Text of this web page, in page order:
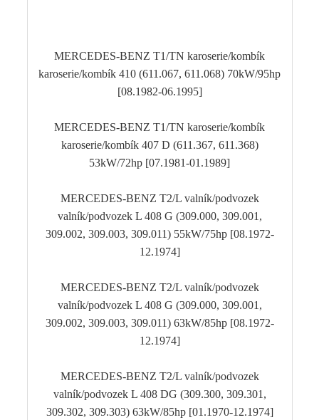
MERCEDES-BENZ T1/TN karoserie/kombík
karoserie/kombík 410 (611.067, 611.068) 70kW/95hp
[08.1982-06.1995]
MERCEDES-BENZ T1/TN karoserie/kombík
karoserie/kombík 407 D (611.367, 611.368)
53kW/72hp [07.1981-01.1989]
MERCEDES-BENZ T2/L valník/podvozek
valník/podvozek L 408 G (309.000, 309.001,
309.002, 309.003, 309.011) 55kW/75hp [08.1972-
12.1974]
MERCEDES-BENZ T2/L valník/podvozek
valník/podvozek L 408 G (309.000, 309.001,
309.002, 309.003, 309.011) 63kW/85hp [08.1972-
12.1974]
MERCEDES-BENZ T2/L valník/podvozek
valník/podvozek L 408 DG (309.300, 309.301,
309.302, 309.303) 63kW/85hp [01.1970-12.1974]